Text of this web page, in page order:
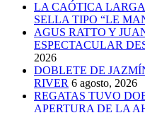
LA CAÓTICA
SELLA TIPO “LE
AGUS RATTO Y
ESPECTACULAR
2026
DOBLETE DE
RIVER 6 agosto, 2026
REGATAS TUVO
APERTURA DE LA